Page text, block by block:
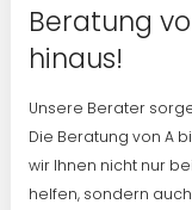
Beratung
hinaus!
Unsere Berater
Die Beratung von A
wir Ihnen nicht nur
helfen, sondern